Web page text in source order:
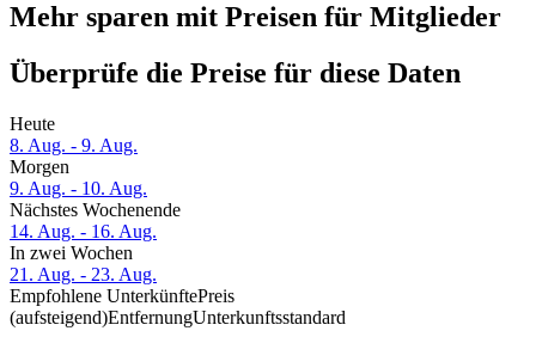
Mehr sparen mit Preisen für Mitglieder
Überprüfe die Preise für diese Daten
Heute
8. Aug. - 9. Aug.
Morgen
9. Aug. - 10. Aug.
Nächstes Wochenende
14. Aug. - 16. Aug.
In zwei Wochen
21. Aug. - 23. Aug.
Empfohlene UnterkünftePreis
(aufsteigend)EntfernungUnterkunftsstandard